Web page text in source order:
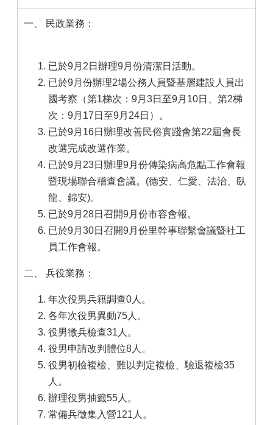
一、 民政業務：
已於9月2日辦理9月份清潔日活動。
已於9月份辦理2場公務人員暨基層建設人員出
國考察（第1梯次：9月3日至9月10日、第2梯
次：9月17日至9月24日）。
已於9月16日辦理改善民俗實踐會第22屆會長
改選完成改選作業。
已於9月23日辦理9月份傳染病高危點工作會報
暨現場聯合稽查會議。(德安、仁愛、法治、臥
龍、錦安)。
已於9月28日召開9月份市容會報。
已於9月30日召開9月份里幹事聯繫會議暨社工
員工作會報。
二、 兵役業務：
年次役男兵籍調查0人。
各年次役男異動75人。
役男徵兵檢查31人。
役男申請改判體位8人。
役男初檢複檢、難以判定複檢、驗退複檢35
人。
辦理役男抽籤55人。
常備兵徵集入營121人。